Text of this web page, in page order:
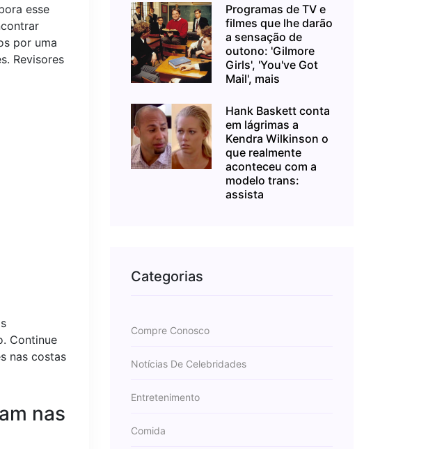
esse
por uma
Revisores
Continue
nas costas
nas
Programas de TV e
filmes que lhe darão
a sensação de
outono: 'Gilmore
Girls', 'You've Got
Mail', mais
Hank Baskett conta
em lágrimas a
Kendra Wilkinson o
que realmente
aconteceu com a
modelo trans:
assista
Categorias
Compre Conosco
Notícias De Celebridades
Entretenimento
Comida